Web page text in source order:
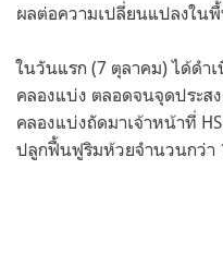
ผลต่อความเปลี่ยนแปลงใน
ในวันแรก (7 ตุลาคม) ได้ดำ
คลองแบ่ง ตลอดจนจุดประส
คลองแบ่งถัดมาเจ้าหน้าที่
ปลูกฟื้นฟูริมห้วยจำนวนกว่า